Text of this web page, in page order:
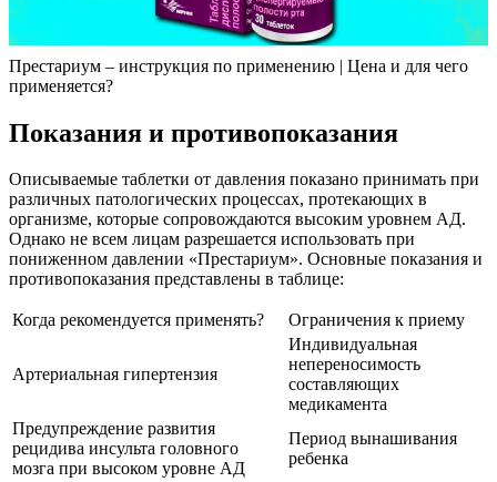
Престариум – инструкция по применению | Цена и для чего
применяется?
Показания и противопоказания
Описываемые таблетки от давления показано принимать при
различных патологических процессах, протекающих в
организме, которые сопровождаются высоким уровнем АД.
Однако не всем лицам разрешается использовать при
пониженном давлении «Престариум». Основные показания и
противопоказания представлены в таблице:
Когда рекомендуется применять? Ограничения к приему
Артериальная гипертензия
Индивидуальная
непереносимость
составляющих
медикамента
Предупреждение развития
рецидива инсульта головного
мозга при высоком уровне АД
Период вынашивания
ребенка